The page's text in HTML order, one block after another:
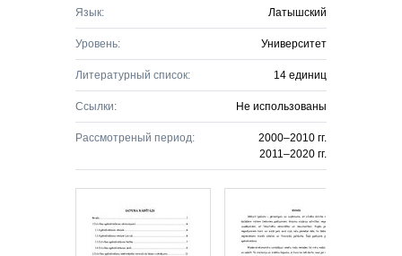
Язык: Латышский
Уровень: Университет
Литературный список: 14 единиц
Ссылки: Не использованы
Рассмотреный период:
2000–2010 гг.
2011–2020 гг.